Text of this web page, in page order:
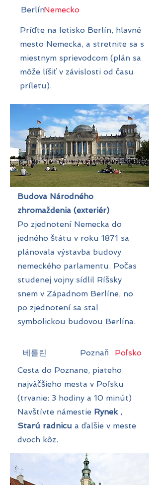
BerlínNemecko
Príďte na letisko Berlín, hlavné
mesto Nemecka, a stretnite sa s
miestnym sprievodcom (plán sa
môže líšiť v závislosti od času
príletu).
Budova Národného
zhromaždenia (exteriér)
Po zjednotení Nemecka do
jedného štátu v roku 1871 sa
plánovala výstavba budovy
nemeckého parlamentu. Počas
studenej vojny sídlil Ríšsky
snem v Západnom Berlíne, no
po zjednotení sa stal
symbolickou budovou Berlína.
베를린 Poznaň
Poľsko
Cesta do Poznane, piateho
najväčšieho mesta v Poľsku
(trvanie: 3 hodiny a 10 minút)
Navštívte námestie Rynek,
Starú radnicu a ďalšie v meste
dvoch kôz.